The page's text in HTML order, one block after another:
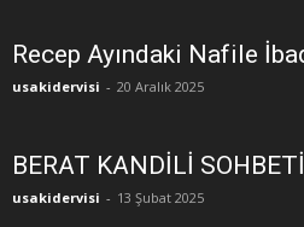
Recep Ayındaki Nafile
usakidervisi - 20 Aralık 2025
BERAT KANDİLİ SOHBETİ
usakidervisi - 13 Şubat 2025